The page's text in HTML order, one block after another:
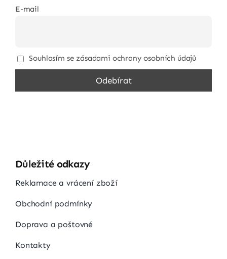
E-mail
Souhlasím se zásadami ochrany osobních údajů
Důležité odkazy
Reklamace a vrácení zboží
Obchodní podmínky
Doprava a poštovné
Kontakty